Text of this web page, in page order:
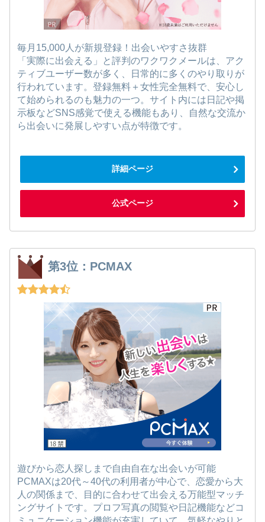
毎月15,000人が新規登録！出会いやすさ抜群
「実際に出会える」と評判のワクワクメールは、アク
ティブユーザー数が多く、日常的に多くのやり取りが
行われています。登録無料＋女性完全無料で、安心し
て始められるのも魅力の一つ。サイト内には日記や掲
示板などSNS感覚で使える機能もあり、自然な交流か
ら出会いに発展しやすい点が特徴です。
詳細ページ
公式ページ
第3位：PCMAX
遊びから恋人探しまで自由自在な出会いが可能
PCMAXは20代～40代の利用者が中心で、恋愛から大
人の関係まで、目的に合わせて出会える万能型マッチ
ングサイトです。プロフ写真の閲覧や日記機能などコ